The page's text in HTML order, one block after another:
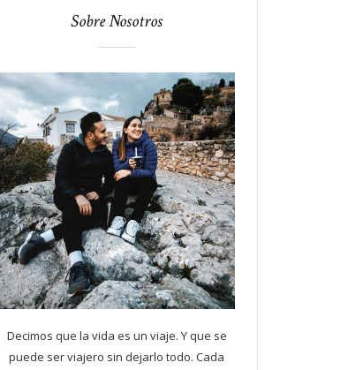
Sobre Nosotros
Decimos que la vida es un viaje. Y que se
puede ser viajero sin dejarlo todo. Cada